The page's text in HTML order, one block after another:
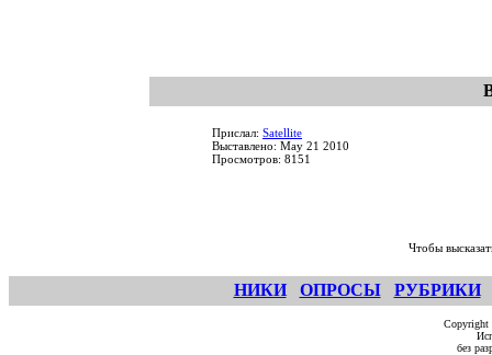
Прислал: Satellite
Выставлено: May 21 2010
Просмотров: 8151
Чтобы
НИКИ ОПРОСЫ РУБРИКИ
без